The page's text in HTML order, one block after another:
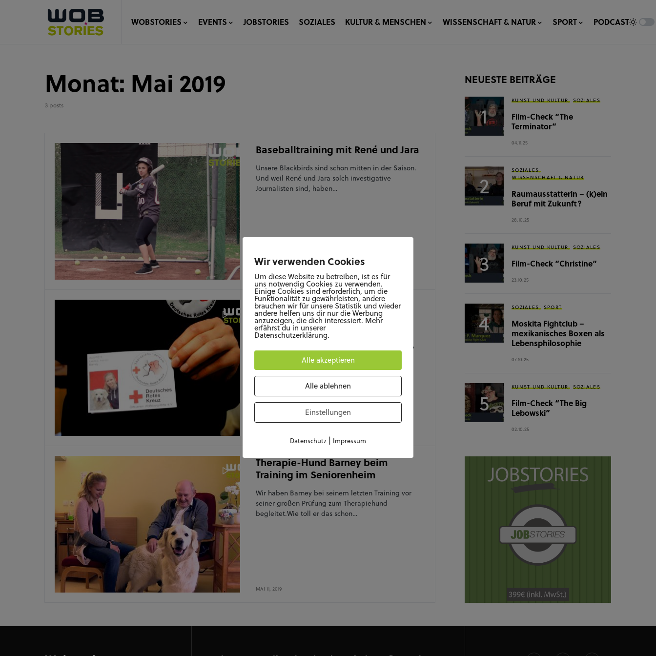
WOBSTORIES EVENTS JOBSTORIES SOZIALES KULTUR & MENSCHEN WISSENSCHAFT & NATUR SPORT PODCAST
Monat: Mai 2019
3 posts
Baseballtraining mit René und Jara
Unsere Blackbirds sind schon mitten in der Saison.
Und weil René und Jara solch investigative
Journalisten sind, haben…
MAI 24, 2019
Therapie-Hund Barneys große
Prüfung
Barney und seine Begleiterin Kerstin hatten ihre
große Prüfung zum Therapiehund. Wie das für die
beiden ausgegangen ist,…
Therapie-Hund Barney beim
Training im Seniorenheim
Wir haben Barney bei seinem letzten Training vor
seiner großen Prüfung zum Therapiehund
begleitet.Wie toll er das schon…
MAI 11, 2019
NEUESTE BEITRÄGE
KUNST UND KULTUR SOZIALES
Film-Check “The
Terminator”
04.11.25
SOZIALES
WISSENSCHAFT & NATUR
Raumausstatterin – (k)ein
Beruf mit Zukunft?
28.10.25
KUNST UND KULTUR SOZIALES
Film-Check “Christine”
23.10.25
SOZIALES SPORT
Moskita Fightclub –
mexikanisches Boxen als
Lebensphilosophie
07.10.25
KUNST UND KULTUR SOZIALES
Film-Check “The Big
Lebowski”
02.10.25
Wir verwenden Cookies
Um diese Website zu betreiben, ist es für
uns notwendig Cookies zu verwenden.
Einige Cookies sind erforderlich, um die
Funktionalität zu gewährleisten, andere
brauchen wir für unsere Statistik und wieder
andere helfen uns dir nur die Werbung
anzuzeigen, die dich interessiert. Mehr
erfährst du in unserer
Datenschutzerklärung.
Alle akzeptieren
Alle ablehnen
Einstellungen
Datenschutz | Impressum